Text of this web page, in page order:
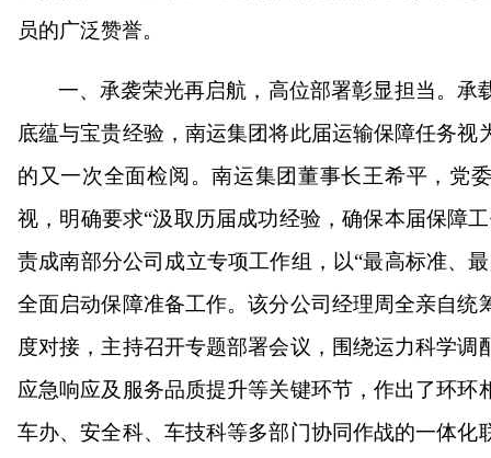
员的广泛赞誉。
一、承袭荣光再启航，高位部署彰显担当。承
底蕴与宝贵经验，南运集团将此届运输保障任务视
的又一次全面检阅。南运集团董事长王希平，党
视，明确要求“汲取历届成功经验，确保本届保障
责成南部分公司成立专项工作组，以“最高标准、
全面启动保障准备工作。该分公司经理周全亲自统
度对接，主持召开专题部署会议，围绕运力科学调
应急响应及服务品质提升等关键环节，作出了环环
车办、安全科、车技科等多部门协同作战的一体化